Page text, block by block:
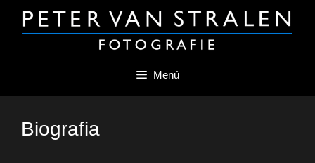
Saltar
Menú
Biografia